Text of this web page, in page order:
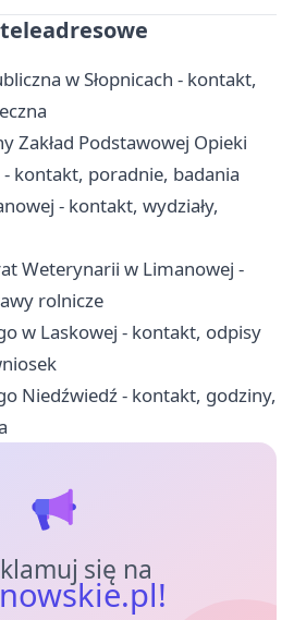
w Słopnicach - kontakt,
Zakład Podstawowej Opieki
kontakt, poradnie, badania
- kontakt, wydziały,
Weterynarii w Limanowej -
rolnicze
w Laskowej - kontakt, odpisy
Niedźwiedź - kontakt, godziny,
się na